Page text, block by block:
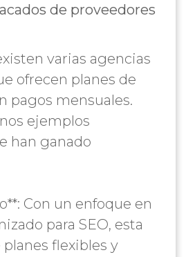
de proveedores
varias agencias
ofrecen planes de
pagos mensuales.
ejemplos
han ganado
Con un enfoque en
para SEO, esta
flexibles y